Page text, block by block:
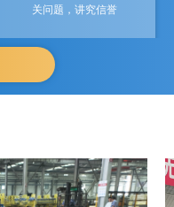
关问题，讲究信誉